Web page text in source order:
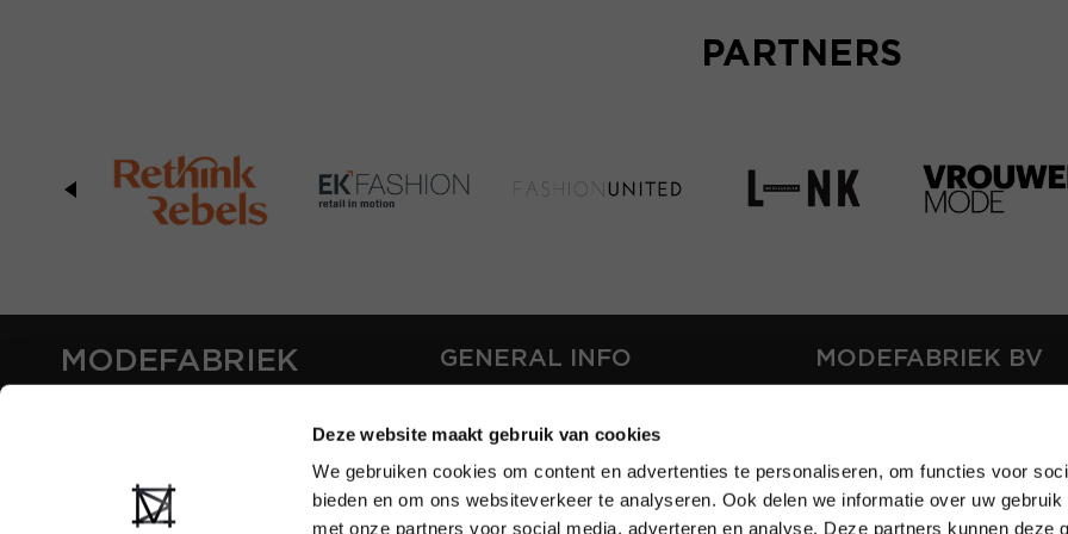
Deze website maakt gebruik van cookies
We gebruiken cookies om content en advertenties te personaliseren, om functies voor
bieden en om ons websiteverkeer te analyseren. Ook delen we informatie over uw
met onze partners voor social media, adverteren en analyse. Deze partners kunnen deze
PARTNERS
MODEFABRIEK GENERAL INFO
CONTACT
FAQ
PARTNERS
ADVERTISE
MODEFABRIEK BV
SHOWPROJECTS BV
SHIFT